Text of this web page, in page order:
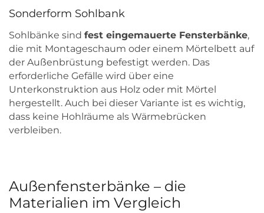
Sonderform Sohlbank
Sohlbänke sind fest eingemauerte Fensterbänke,
die mit Montageschaum oder einem Mörtelbett auf
der Außenbrüstung befestigt werden. Das
erforderliche Gefälle wird über eine
Unterkonstruktion aus Holz oder mit Mörtel
hergestellt. Auch bei dieser Variante ist es wichtig,
dass keine Hohlräume als Wärmebrücken
verbleiben.
Außenfensterbänke – die
Materialien im Vergleich